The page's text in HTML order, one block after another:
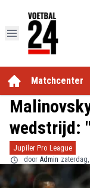
Matchcenter
wedstrijd:
Jupiler Pro League
door Admin